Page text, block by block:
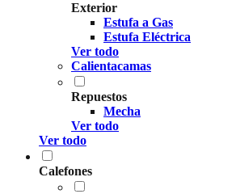
Exterior
Estufa a Gas
Estufa Eléctrica
Ver todo
Calientacamas
Repuestos
Mecha
Ver todo
Ver todo
Calefones